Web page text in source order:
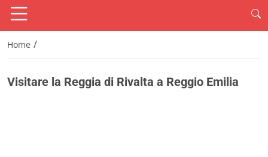
Home /
Visitare la Reggia di Rivalta a Reggio Emilia